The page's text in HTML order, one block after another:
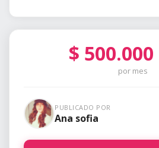
$ 500.000
por mes
PUBLICADO POR
Ana sofia